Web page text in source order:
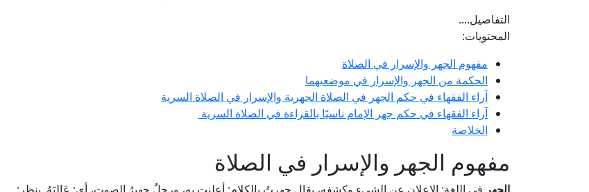
التفاصيل....
المحتويات:
مفهوم الجهر والإسرار في الصلاة
الحكمة من الجهر والإسرار في موضعيهما
آراء الفقهاء في حكم الجهر في الصلاة الجهرية والإسرار في الصلاة السرية
آراء الفقهاء في حكم جهر الإمام ناسيًا بالقراءة في الصلاة السرية
الخلاصة
مفهوم الجهر والإسرار في الصلاة